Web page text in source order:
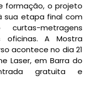
formação, o projeto
sua etapa final com
metragens
oficinas. A Mostra
acontece no dia 21
Laser, em Barra do
gratuita e